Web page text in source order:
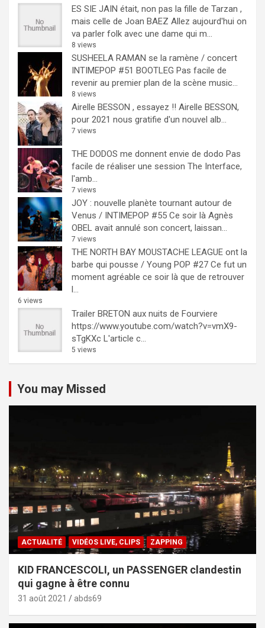
ES SIE JAIN était, non pas la fille de Tarzan ,
mais celle de Joan BAEZ Allez aujourd'hui on
va parler folk avec une dame qui m...
8 views
SUSHEELA RAMAN se la ramène / concert
INTIMEPOP #51 BOOTLEG Pas facile de
revenir au premier plan de la scène music...
8 views
Airelle BESSON , essayez !! Airelle BESSON,
pour 2021 nous gratifie d'un nouvel alb...
7 views
THE DODOS me donnent envie de dodo Pas
facile de réaliser une session The Interface,
l'amb...
7 views
JOY : nouvelle planète tournant autour de
Venus / INTIMEPOP #55 Ce soir là Agnès
OBEL avait annulé son concert, laissan...
7 views
THE NORTH BAY MOUSTACHE LEAGUE ont la
barbe qui pousse / Young POP #27 Ce fut un
moment agréable ce soir là que de retrouver
l...
6 views
Trailer BRETON aux nuits de Fourviere
https://www.youtube.com/watch?v=vmX9-
sTgKXc L'article c...
5 views
You may Missed
ACTUALITÉ VIDÉOS LIVE, CLIPS ZAPPING
KID FRANCESCOLI, un PASSENGER clandestin
qui gagne à être connu
31 août 2021 abds69